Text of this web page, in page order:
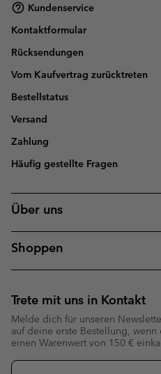
Kundenservice
Kontaktformular
Rücksendungen
Vom Kaufvertrag zurücktreten
Bestellstatus
Versand
Zahlung
Häufig gestellte Fragen
Über uns
Shoppen
Trete mit uns in Kontakt
Melde dich für unseren
auf deine erste Bestellung,
einen Warenwert von 150 €
Newsletter-